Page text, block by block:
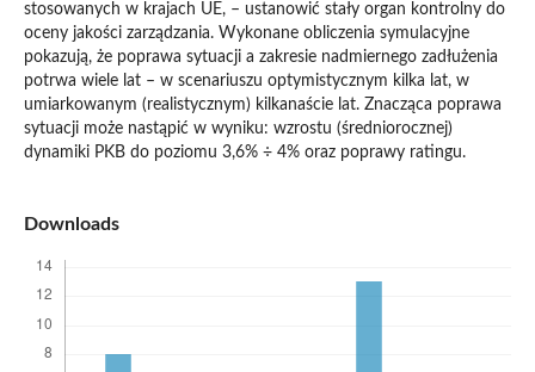
stosowanych w krajach UE, – ustanowić stały organ kontrolny do
oceny jakości zarządzania. Wykonane obliczenia symulacyjne
pokazują, że poprawa sytuacji a zakresie nadmiernego zadłużenia
potrwa wiele lat – w scenariuszu optymistycznym kilka lat, w
umiarkowanym (realistycznym) kilkanaście lat. Znacząca poprawa
sytuacji może nastąpić w wyniku: wzrostu (średniorocznej)
dynamiki PKB do poziomu 3,6% ÷ 4% oraz poprawy ratingu.
Downloads